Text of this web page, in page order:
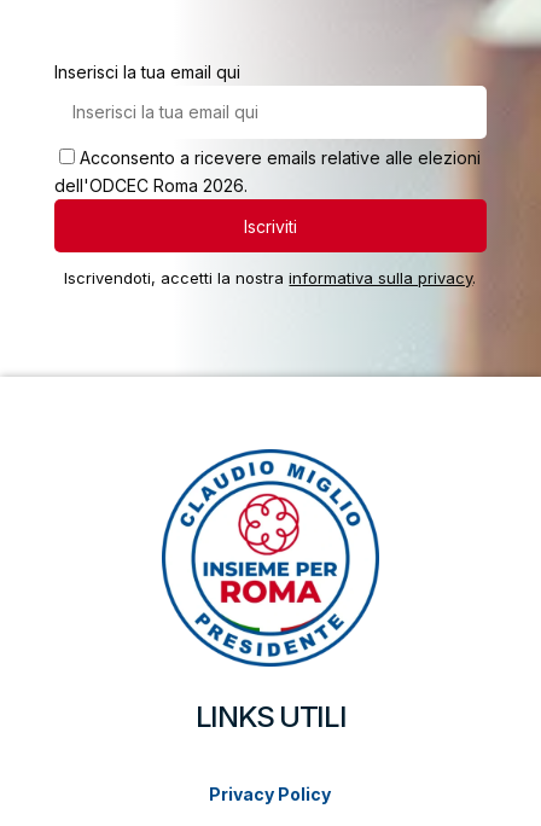
Inserisci la tua email qui
Acconsento a ricevere emails relative alle elezioni
dell'ODCEC Roma 2026.
Iscrivendoti, accetti la nostrainformativa sulla privacy.
LINKS UTILI
Privacy Policy